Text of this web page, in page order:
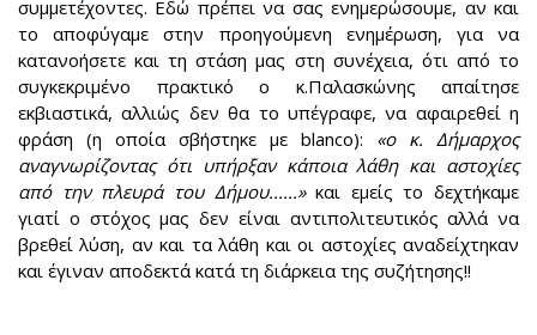
συμμετέχοντες. Εδώ πρέπει να σας ενημερώσουμε, αν και
το αποφύγαμε στην προηγούμενη ενημέρωση, για να
κατανοήσετε και τη στάση μας στη συνέχεια, ότι από το
συγκεκριμένο πρακτικό ο κ.Παλασκώνης απαίτησε
εκβιαστικά, αλλιώς δεν θα το υπέγραφε, να αφαιρεθεί η
φράση (η οποία σβήστηκε με blanco): «ο κ. Δήμαρχος
αναγνωρίζοντας ότι υπήρξαν κάποια λάθη και αστοχίες
από την πλευρά του Δήμου......»και εμείς το δεχτήκαμε
γιατί ο στόχος μας δεν είναι αντιπολιτευτικός αλλά να
βρεθεί λύση, αν και τα λάθη και οι αστοχίες αναδείχτηκαν
και έγιναν αποδεκτά κατά τη διάρκεια της συζήτησης!!